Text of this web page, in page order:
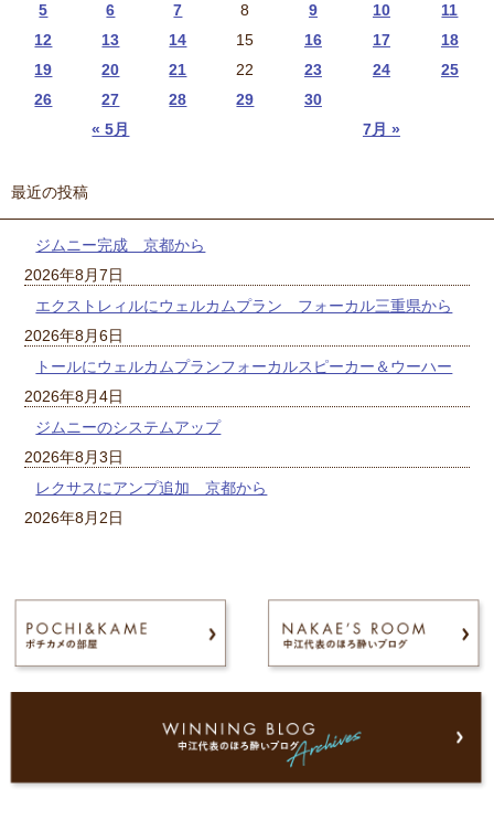
« 5月 7月 »
5
6 7 8 9 10
11
12
13 14 15 16 17
18
19
20 21 22 23 24
25
26
27 28 29 30
最近の投稿
ジムニー完成 京都から
2026年8月7日
エクストレィルにウェルカムプラン フォーカル三重県から
2026年8月6日
トールにウェルカムプランフォーカルスピーカー＆ウーハー
2026年8月4日
ジムニーのシステムアップ
2026年8月3日
レクサスにアンプ追加 京都から
2026年8月2日